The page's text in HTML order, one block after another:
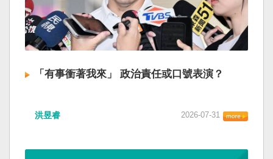
「有事衝著我來」 政治責任或口號表演？
洪昱睿 2026-07-31